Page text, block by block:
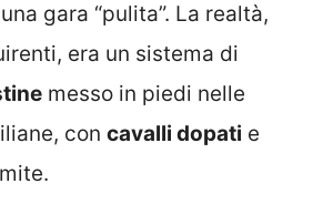
gara “pulita”. La realtà,
era un sistema di
messo in piedi nelle
con cavalli dopati e